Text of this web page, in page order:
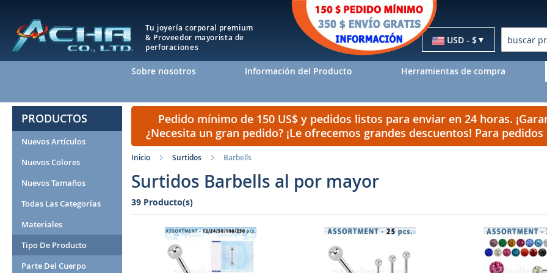
Tu joyería corporal premium
& Proveedor mayorista de
perforaciones
Moneda
USD - $
Buscar
Sobre nosotros Información del Producto Herramientas de compra
Pedido mínimo de 150 US$ y pedidos listos para enviar en 24 horas.
¿Necesita un gran pedido? ¡Le ofrecemos grandes descuentos! Para
Inicio Surtidos Barbells
Surtidos Barbells al por mayor
39 Producto(s)
PRODUCTOS
Nuevos Artículos
Nuevos Colores
Nuevos Tamaños
Todas Las Categorías
Materiales
Tipo De Producto
Parte Del Cuerpo